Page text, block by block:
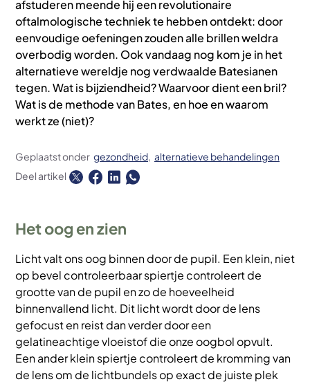
afstuderen meende hij een revolutionaire
oftalmologische techniek te hebben ontdekt: door
eenvoudige oefeningen zouden alle brillen weldra
overbodig worden. Ook vandaag nog kom je in het
alternatieve wereldje nog verdwaalde Batesianen
tegen. Wat is bijziendheid? Waarvoor dient een bril?
Wat is de methode van Bates, en hoe en waarom
werkt ze (niet)?
Geplaatst onder gezondheid alternatieve behandelingen
Deel artikel
Het oog en zien
Licht valt ons oog binnen door de pupil. Een klein, niet
op bevel controleerbaar spiertje controleert de
grootte van de pupil en zo de hoeveelheid
binnenvallend licht. Dit licht wordt door de lens
gefocust en reist dan verder door een
gelatineachtige vloeistof die onze oogbol opvult.
Een ander klein spiertje controleert de kromming van
de lens om de lichtbundels op exact de juiste plek